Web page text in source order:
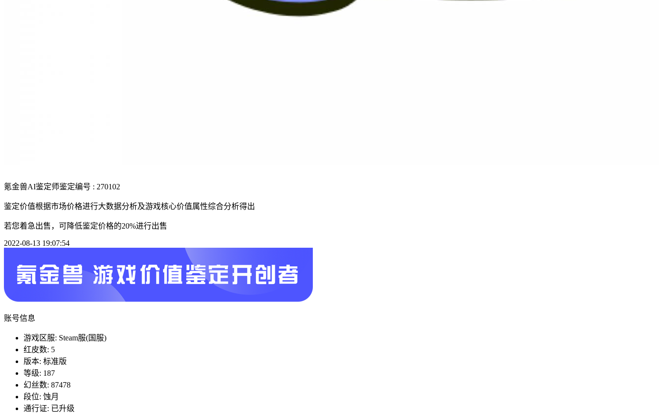
氪金兽AI鉴定师鉴定编号 : 270102
鉴定价值根据市场价格进行大数据分析及游戏核心价值属性综合分析得出
若您着急出售，可降低鉴定价格的20%进行出售
2022-08-13 19:07:54
账号信息
游戏区服: Steam服(国服)
红皮数: 5
版本: 标准版
等级: 187
幻丝数: 87478
段位: 蚀月
通行证: 已升级